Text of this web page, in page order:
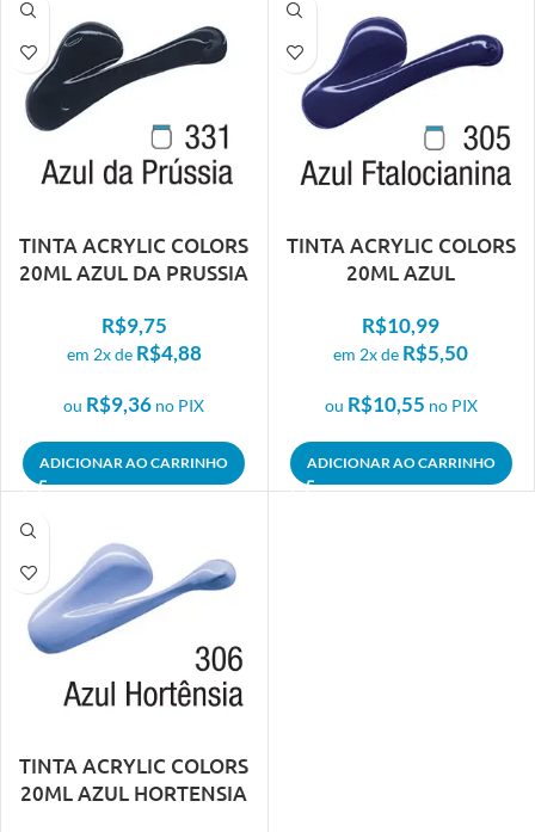
TINTA ACRYLIC COLORS
20ML AZUL DA PRUSSIA
R$9,75
em 2x de R$4,88
ou R$9,36 no PIX
ADICIONAR AO CARRINHO
TINTA ACRYLIC COLORS
20ML AZUL
R$10,99
em 2x de R$5,50
ou R$10,55 no PIX
ADICIONAR AO CARRINHO
TINTA ACRYLIC COLORS
20ML AZUL HORTENSIA